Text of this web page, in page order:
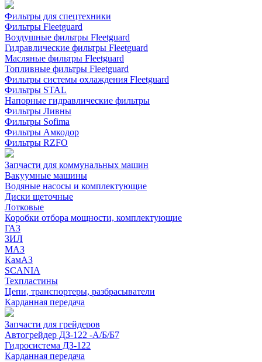
Фильтры для спецтехники
Фильтры Fleetguard
Воздушные фильтры Fleetguard
Гидравлические фильтры Fleetguard
Масляные фильтры Fleetguard
Топливные фильтры Fleetguard
Фильтры системы охлаждения Fleetguard
Фильтры STAL
Напорные гидравлические фильтры
Фильтры Ливны
Фильтры Sofima
Фильтры Амкодор
Фильтры RZFO
Запчасти для коммунальных машин
Вакуумные машины
Водяные насосы и комплектующие
Диски щеточные
Лотковые
Коробки отбора мощности, комплектующие
ГАЗ
ЗИЛ
МАЗ
КамАЗ
SCANIA
Техпластины
Цепи, транспортеры, разбрасыватели
Карданная передача
Запчасти для грейдеров
Автогрейдер ДЗ-122 -А/Б/Б7
Гидросистема ДЗ-122
Карданная передача